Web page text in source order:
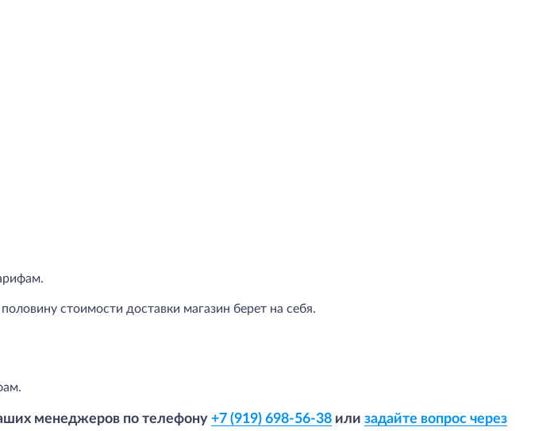
стоимости доставки магазин берет на себя.
менеджеров по телефону +7 (919) 698-56-38 или задайте вопрос через